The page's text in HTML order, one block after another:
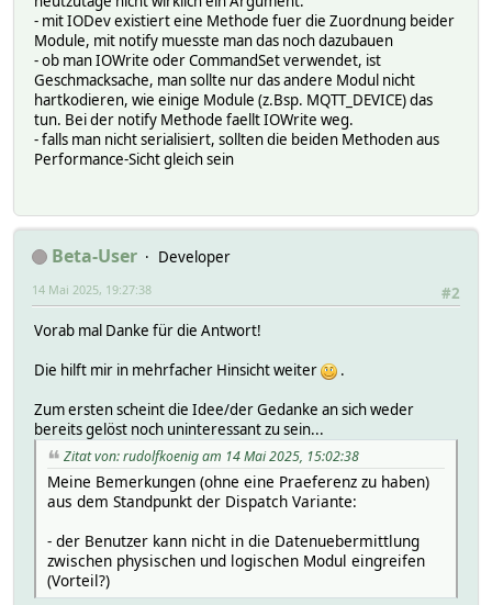
- mit IODev existiert eine Methode fuer die Zuordnung beider
Module, mit notify muesste man das noch dazubauen
- ob man IOWrite oder CommandSet verwendet, ist
Geschmacksache, man sollte nur das andere Modul nicht
hartkodieren, wie einige Module (z.Bsp. MQTT_DEVICE) das
tun. Bei der notify Methode faellt IOWrite weg.
- falls man nicht serialisiert, sollten die beiden Methoden aus
Performance-Sicht gleich sein
Beta-User
Developer
#2
14 Mai 2025, 19:27:38
Vorab mal Danke für die Antwort!
Die hilft mir in mehrfacher Hinsicht weiter
.
Zum ersten scheint die Idee/der Gedanke an sich weder
bereits gelöst noch uninteressant zu sein...
Zitat von: rudolfkoenig am 14 Mai 2025, 15:02:38
Meine Bemerkungen (ohne eine Praeferenz zu haben)
aus dem Standpunkt der Dispatch Variante:
- der Benutzer kann nicht in die Datenuebermittlung
zwischen physischen und logischen Modul eingreifen
(Vorteil?)